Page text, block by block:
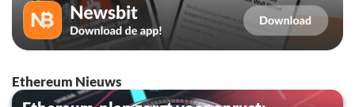
Ethereum Nieuws